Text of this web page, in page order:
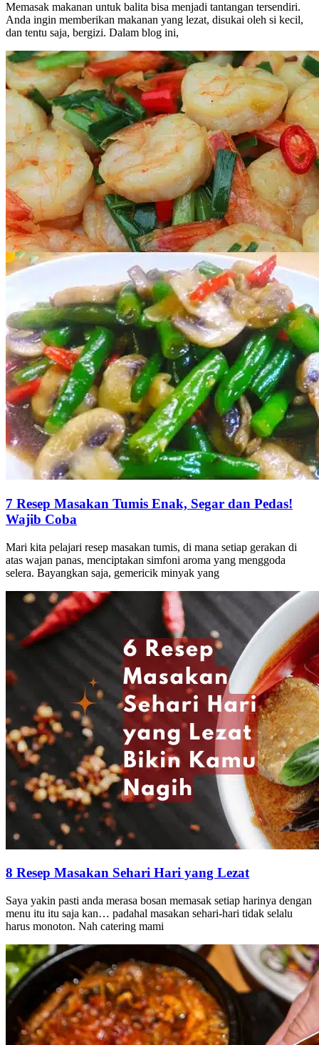
Memasak makanan untuk balita bisa menjadi tantangan tersendiri.
Anda ingin memberikan makanan yang lezat, disukai oleh si kecil,
dan tentu saja, bergizi. Dalam blog ini,
7 Resep Masakan Tumis Enak, Segar dan Pedas!
Wajib Coba
Mari kita pelajari resep masakan tumis, di mana setiap gerakan di
atas wajan panas, menciptakan simfoni aroma yang menggoda
selera. Bayangkan saja, gemericik minyak yang
8 Resep Masakan Sehari Hari yang Lezat
Saya yakin pasti anda merasa bosan memasak setiap harinya dengan
menu itu itu saja kan… padahal masakan sehari-hari tidak selalu
harus monoton. Nah catering mami